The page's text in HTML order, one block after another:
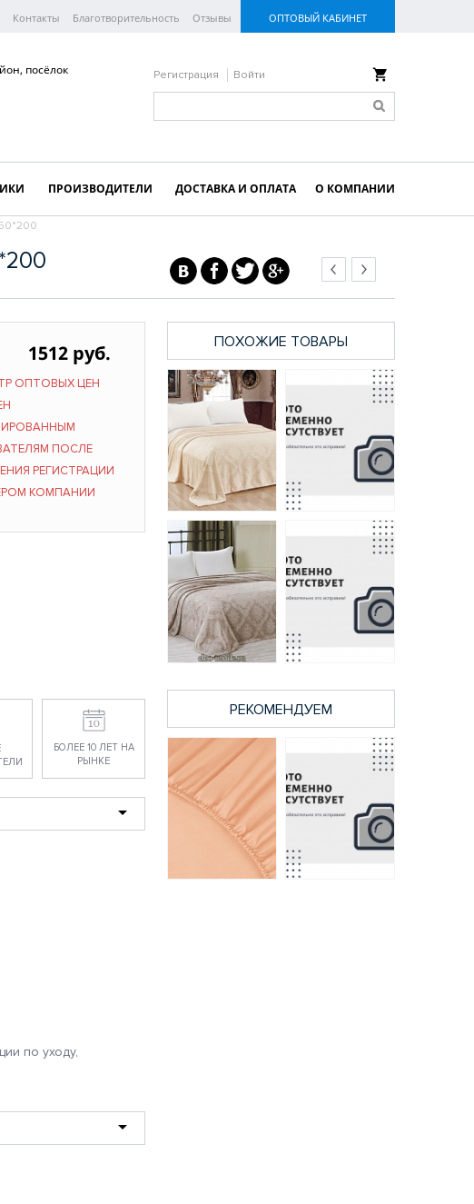
Контакты Благотворительность Отзывы ОПТОВЫЙ КАБИНЕТ
посёлок
Регистрация Войти
ПРОИЗВОДИТЕЛИ ДОСТАВКА И ОПЛАТА О КОМПАНИИ
1512 руб.
ОПТОВЫХ ЦЕН
ПОСЛЕ
РЕГИСТРАЦИИ
КОМПАНИИ
БОЛЕЕ 10 ЛЕТ НА
РЫНКЕ
по уходу,
ПОХОЖИЕ ТОВАРЫ
062ОР плед Парма
Cleo 220*240
2117 руб.
052ОР плед Парма
Cleo 180*200
1728 руб.
170ОР плед Парма
Cleo 150*200
1512 руб.
147ОР плед Парма
Cleo 180*200
1728 руб.
РЕКОМЕНДУЕМ